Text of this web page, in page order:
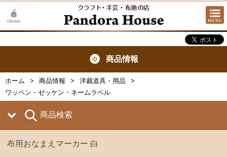
商品情報
ホーム 商品情報
洋裁道具・用品
ワッペン・ゼッケン・ネームラベル
商品検索
布用おなまえマーカー 白